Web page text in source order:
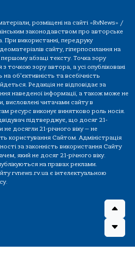
розміщені на сайті «RvNews» /
законодавством про авторське
При використанні, передруку
сайту, гіперпосилання на
абзаці тексту. Точка зору
з точкою зору автора, а усі опубліковані
об'єктивність та всебічність
Редакція не відповідає за
наведеної інформації, а також може не
висловлені читачами сайту в
ресурс виконує винятково роль носія.
підтверджує, що досяг 21-
не досягли 21-річного віку — не
користування Сайтом. Адміністрація
за законність використання Сайту
який не досяг 21-річного віку.
на правах реклами.
rvnews.rv.ua є інтелектуальною